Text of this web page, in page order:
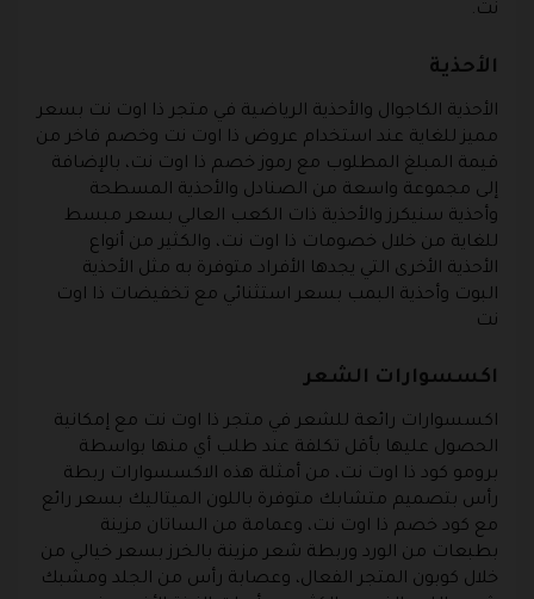
نت.
الأحذية
الأحذية الكاجوال والأحذية الرياضية في متجر ذا اوت نت بسعر
مميز للغاية عند استخدام عروض ذا اوت نت وخصم فاخر من
قيمة المبلغ المطلوب مع رموز خصم ذا اوت نت، بالإضافة
إلى مجموعة واسعة من الصنادل والأحذية المسطحة
وأحذية سنيكرز والأحذية ذات الكعب العالي بسعر مبسط
للغاية من خلال خصومات ذا اوت نت، والكثير من أنواع
الأحذية الأخرى التي يجدها الأفراد متوفرة به مثل الأحذية
البوت وأحذية البمب بسعر استثنائي مع تخفيضات ذا اوت
نت
اكسسوارات الشعر
اكسسوارات رائعة للشعر في متجر ذا اوت نت مع إمكانية
الحصول عليها بأقل تكلفة عند طلب أي منها بواسطة
برومو كود ذا اوت نت، من أمثلة هذه الاكسسوارات ربطة
رأس بتصميم متشابك متوفرة باللون الميتاليك بسعر رائع
مع كود خصم ذا اوت نت، وعمامة من الساتان مزينة
بطبعات من الورد وربطة شعر مزينة بالخرز بسعر خيالي من
خلال كوبون المتجر الفعال، وعصابة رأس من الجلد ومشبك